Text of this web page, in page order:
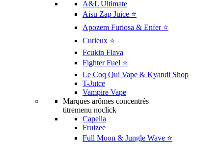
A&L Ultimate
Aisu Zap Juice ⭐️
Apozem Furiosa & Enfer ⭐️
Curieux ⭐️
Fcukin Flava
Fighter Fuel ⭐️
Le Coq Qui Vape & Kyandi Shop
T-Juice
Vampire Vape
Marques arômes concentrés
titremenu noclick
Capella
Fruizee
Full Moon & Jungle Wave ⭐️